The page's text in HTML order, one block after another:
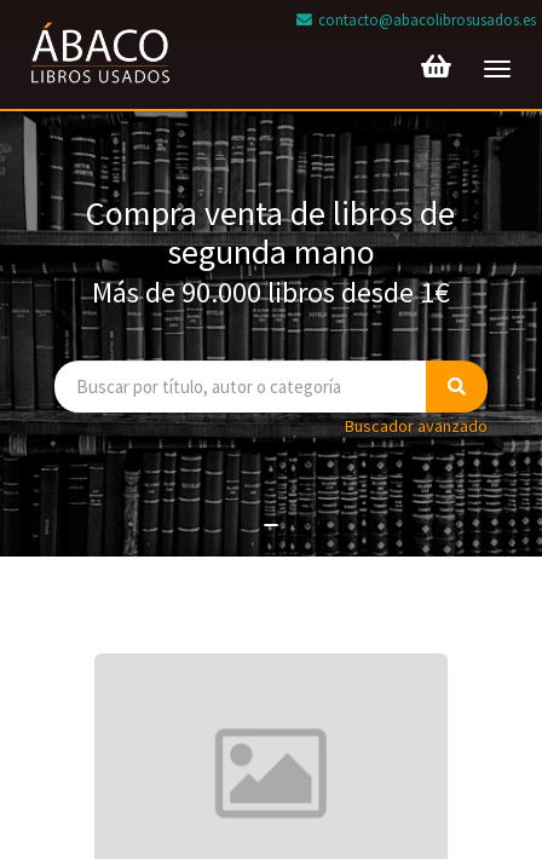
contacto@abacolibrosusados.es
Compra venta de libros de
segunda mano
Más de 90.000 libros desde 1€
Buscador avanzado